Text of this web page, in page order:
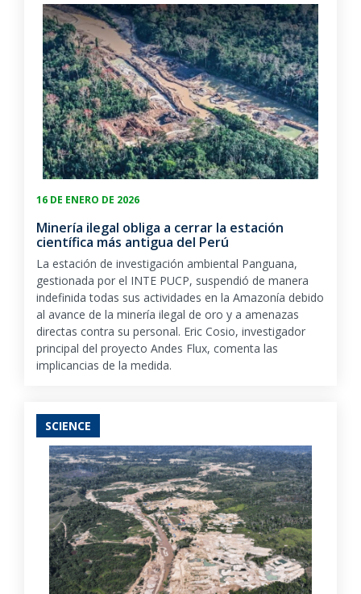
16 DE ENERO DE 2026
Minería ilegal obliga a cerrar la estación
científica más antigua del Perú
La estación de investigación ambiental Panguana,
gestionada por el INTE PUCP, suspendió de manera
indefinida todas sus actividades en la Amazonía debido
al avance de la minería ilegal de oro y a amenazas
directas contra su personal. Eric Cosio, investigador
principal del proyecto Andes Flux, comenta las
implicancias de la medida.
SCIENCE